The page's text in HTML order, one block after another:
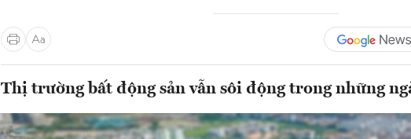
Thị trường bất động sản vẫn sôi động trong những